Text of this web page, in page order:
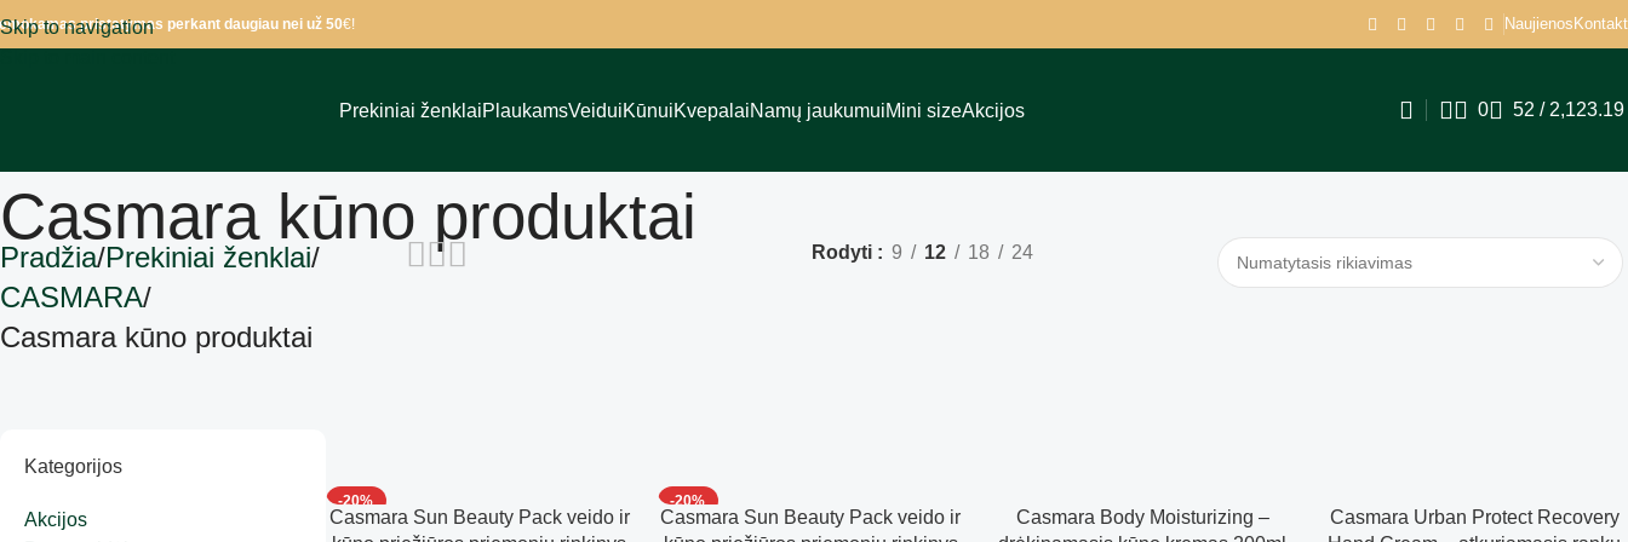
Skip to navigationpristatymas perkant daugiau nei už 50€! Naujienos
Prekiniai ženklaiPlaukamsVeiduiKūnuiKvepalaiNamų jaukumuiMini sizeAkcijos 0 52 / 2,123.19
Casmara kūno produktai
Pradžia Prekiniai ženklai
CASMARA
Casmara kūno produktai
Rodyti 9 12 18 24
Kategorijos
Akcijos
-20%
Casmara Sun Beauty Pack veido ir
-20%
Casmara Sun Beauty Pack veido ir
Casmara Body Moisturizing –
Casmara Urban Protect Recovery